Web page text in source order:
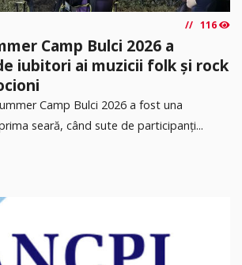
116
Camp Bulci 2026 a
iubitori ai muzicii folk și rock
Camp Bulci 2026 a fost una
seară, când sute de participanți...